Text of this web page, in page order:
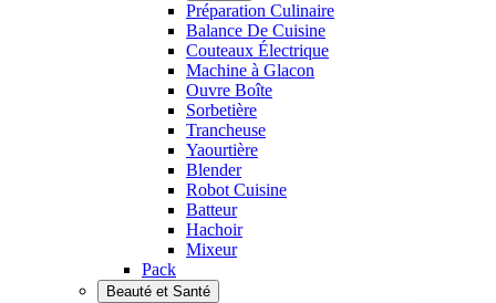
Préparation Culinaire
Balance De Cuisine
Couteaux Électrique
Machine à Glacon
Ouvre Boîte
Sorbetière
Trancheuse
Yaourtière
Blender
Robot Cuisine
Batteur
Hachoir
Mixeur
Pack
Beauté et Santé